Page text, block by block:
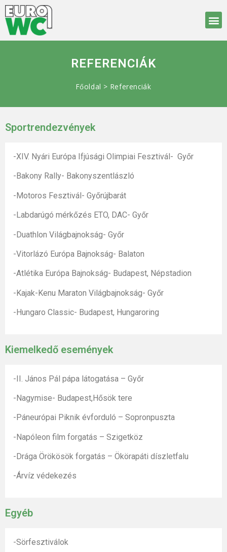
REFERENCIÁK
Főoldal > Referenciák
Sportrendezvények
-XIV. Nyári Európa Ifjúsági Olimpiai Fesztivál- Győr
-Bakony Rally- Bakonyszentlászló
-Motoros Fesztivál- Győrújbarát
-Labdarúgó mérkőzés ETO, DAC- Győr
-Duathlon Világbajnokság- Győr
-Vitorlázó Európa Bajnokság- Balaton
-Atlétika Európa Bajnokság- Budapest, Népstadion
-Kajak-Kenu Maraton Világbajnokság- Győr
-Hungaro Classic- Budapest, Hungaroring
Kiemelkedő események
-II. János Pál pápa látogatása – Győr
-Nagymise- Budapest,Hősök tere
-Páneurópai Piknik évforduló – Sopronpuszta
-Napóleon film forgatás – Szigetköz
-Drága Örökösök forgatás – Ökörapáti díszletfalu
-Árvíz védekezés
Egyéb
-Sörfesztiválok